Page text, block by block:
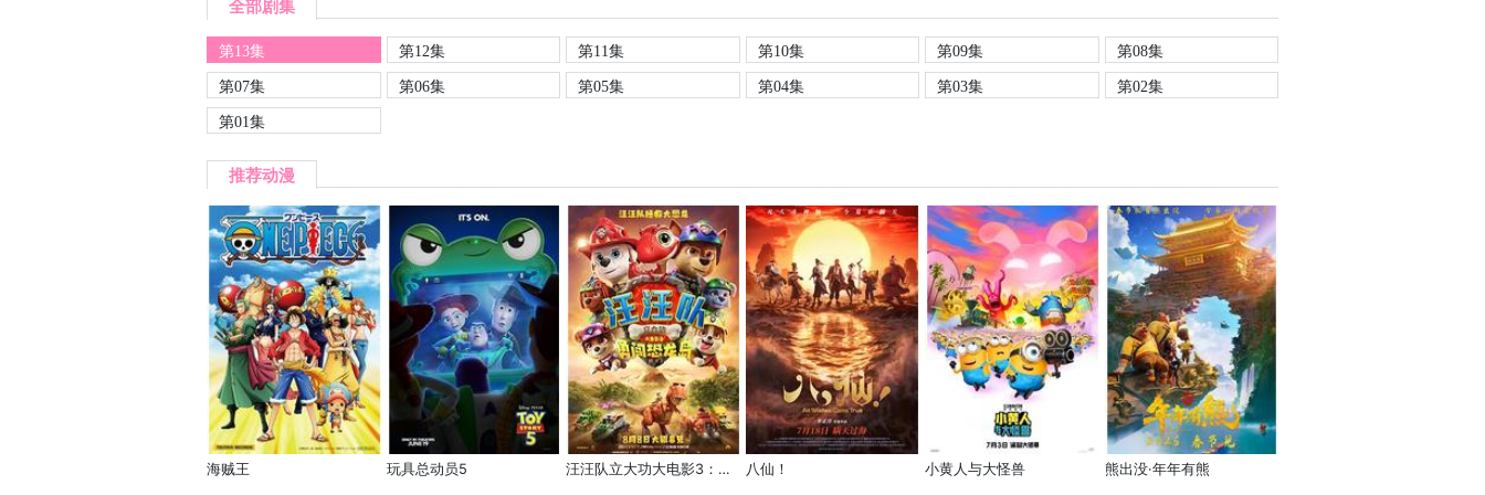
全部剧集
第13集 第12集 第11集 第10集 第09集
第08集
第07集
第06集 第05集 第04集 第03集
第02集
第01集
推荐动漫
海贼王 玩具总动员5 汪汪队立大功大电影3：勇闯恐龙岛 八仙！ 小黄人与大怪兽 熊出没·年年有熊